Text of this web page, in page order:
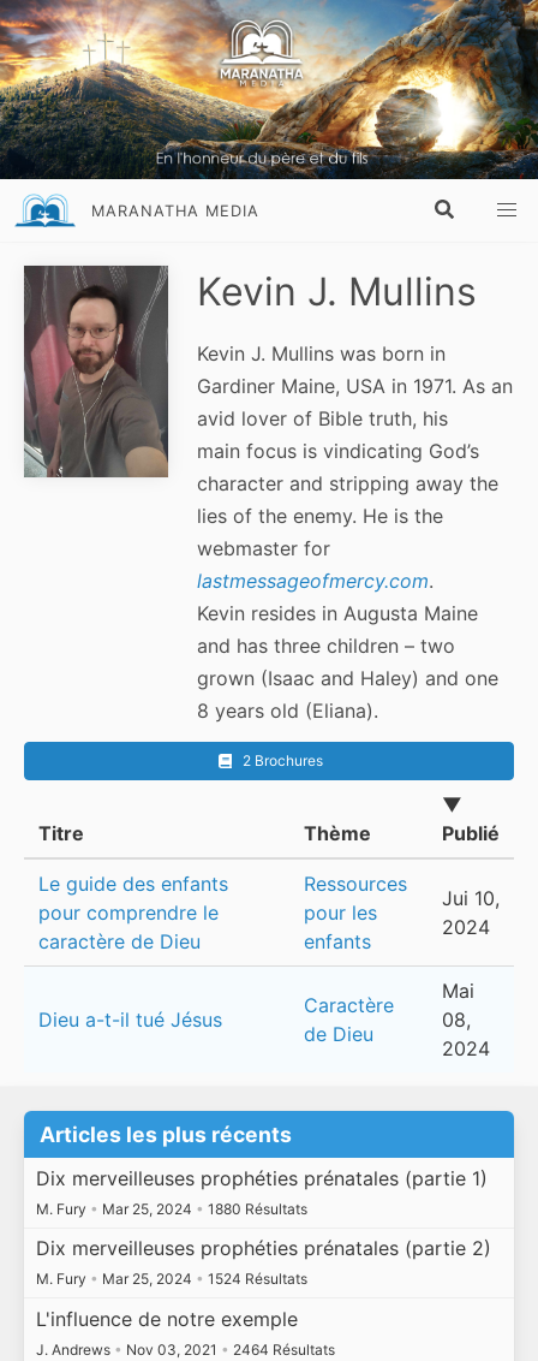
MARANATHA MEDIA
Kevin J. Mullins
Kevin J. Mullins was born in
Gardiner Maine, USA in 1971. As an
avid lover of Bible truth, his
main focus is vindicating God’s
character and stripping away the
lies of the enemy. He is the
webmaster for
lastmessageofmercy.com.
Kevin resides in Augusta Maine
and has three children – two
grown (Isaac and Haley) and one
8 years old (Eliana).
2 Brochures
Titre Thème
▼
Publié
Le guide des enfants
pour comprendre le
caractère de Dieu
Ressources
pour les
enfants
Jui 10,
2024
Dieu a-t-il tué Jésus
Caractère
de Dieu
Mai
08,
2024
Articles les plus récents
Dix merveilleuses prophéties prénatales (partie 1)
M. Fury • Mar 25, 2024 • 1880 Résultats
Dix merveilleuses prophéties prénatales (partie 2)
M. Fury • Mar 25, 2024 • 1524 Résultats
L'influence de notre exemple
J. Andrews • Nov 03, 2021 • 2464 Résultats